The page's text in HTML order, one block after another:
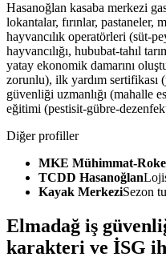
Hasanoğlan kasaba merkezi
lokantalar, fırınlar, pastaneler,
hayvancılık operatörleri (süt-
hayvancılığı, hububat-tahıl
yatay ekonomik damarını
zorunlu), ilk yardım sertifikası
güvenliği uzmanlığı (mahalle
eğitimi (pestisit-gübre-
Diğer profiller
MKE Mühimmat-
TCDD Hasanoğlan
Kayak MerkeziSezon
Elmadağ iş
karakteri ve İSG